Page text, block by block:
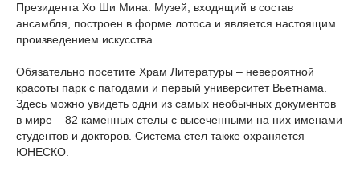
Президента Хо Ши Мина. Музей, входящий в состав
ансамбля, построен в форме лотоса и является настоящим
произведением искусства.
Обязательно посетите Храм Литературы – невероятной
красоты парк с пагодами и первый университет Вьетнама.
Здесь можно увидеть одни из самых необычных документов
в мире – 82 каменных стелы с высеченными на них именами
студентов и докторов. Система стел также охраняется
ЮНЕСКО.